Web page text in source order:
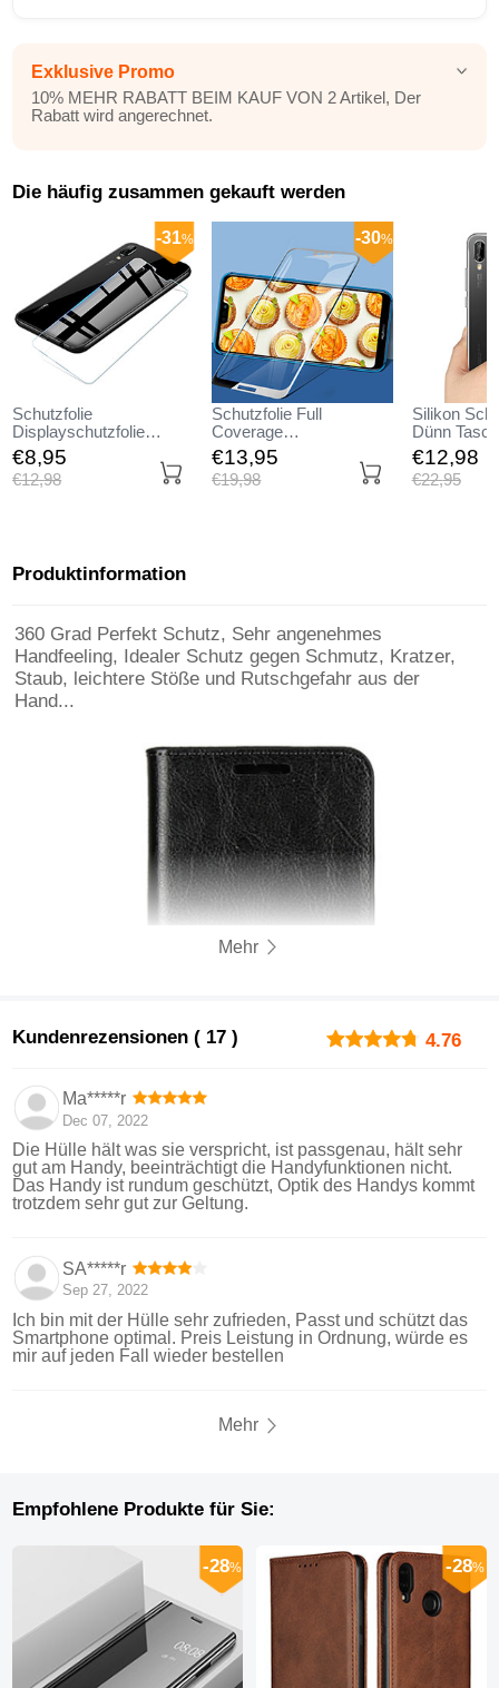
Exklusive Promo
10% MEHR RABATT BEIM KAUF VON 2 Artikel, Der
Rabatt wird angerechnet.
Die häufig zusammen gekauft werden
Schutzfolie
Displayschutzfolie
Panzerfolie Skins zum
Aufkleben Gehärtetes
Glas Glasfolie T02 für
€8,95
€12,98
-31%
Schutzfolie Full
Coverage
Displayschutzfolie
Panzerfolie Skins zum
Aufkleben Gehärtetes
€13,95
€19,98
-30%
Silikon
Dünn
Huawei
€12,98
€22,95
Produktinformation
360 Grad Perfekt Schutz, Sehr angenehmes
Handfeeling, Idealer Schutz gegen Schmutz, Kratzer,
Staub, leichtere Stöße und Rutschgefahr aus der
Hand...
Mehr
Kundenrezensionen ( 17 ) 4.76
Ma*****r
Dec 07, 2022
Die Hülle hält was sie verspricht, ist passgenau, hält sehr
gut am Handy, beeinträchtigt die Handyfunktionen nicht.
Das Handy ist rundum geschützt, Optik des Handys kommt
trotzdem sehr gut zur Geltung.
SA*****r
Sep 27, 2022
Ich bin mit der Hülle sehr zufrieden, Passt und schützt das
Smartphone optimal. Preis Leistung in Ordnung, würde es
mir auf jeden Fall wieder bestellen
Mehr
Empfohlene Produkte für Sie:
-28% -28%